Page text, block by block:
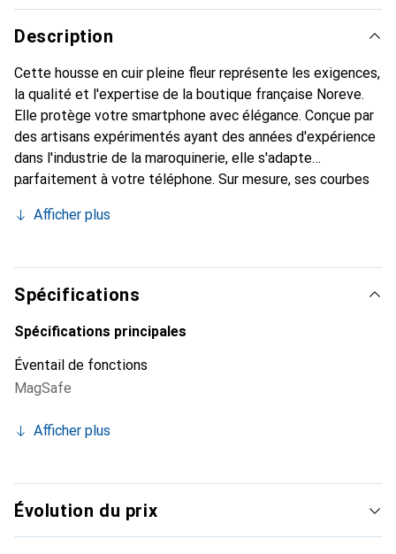
Description
Cette housse en cuir pleine fleur représente les exigences,
la qualité et l'expertise de la boutique française Noreve.
Elle protège votre smartphone avec élégance. Conçue par
des artisans expérimentés ayant des années d'expérience
dans l'industrie de la maroquinerie, elle s'adapte
parfaitement à votre téléphone. Sur mesure, ses courbes
devient un accessoire chic et indispensable pour votre
produits de haute qualité, la marque Noreve est un choix
fiable pour une clientèle exigeante.
Afficher plus
Spécifications
Spécifications principales
Éventail de fonctions
MagSafe
Afficher plus
Évolution du prix